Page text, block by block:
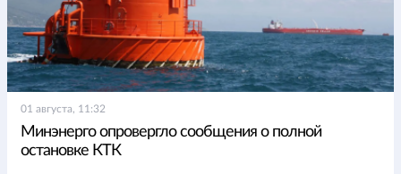
01 августа, 11:32
Минэнерго опровергло сообщения о полной
остановке КТК